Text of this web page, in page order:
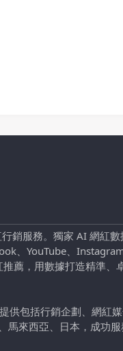
銷服務。獨家 AI 網紅數
、YouTube、
薦，用數據打造精準、
供包括行銷企劃、網紅
馬來西亞、日本，成功